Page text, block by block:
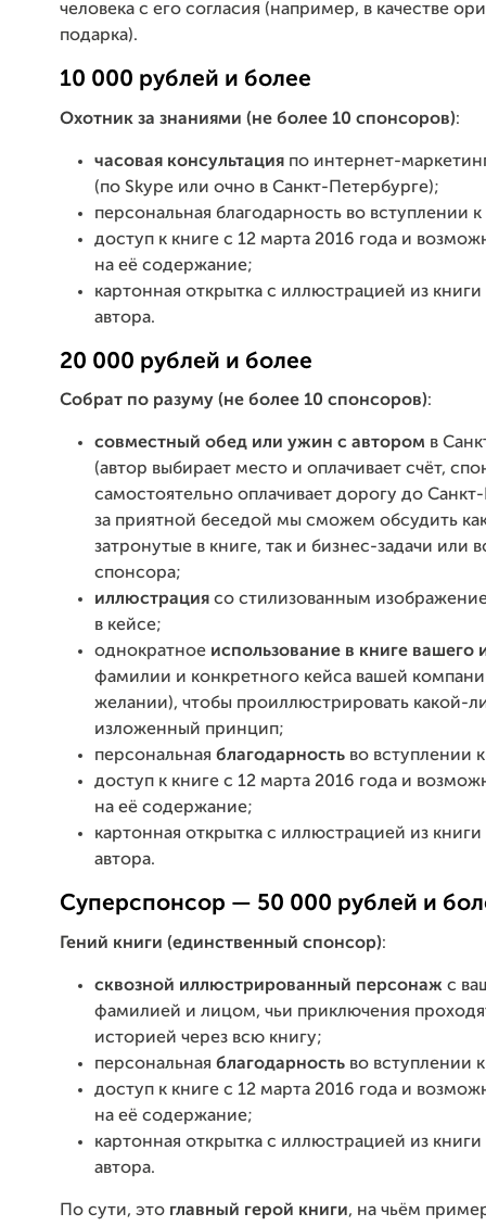
человека с его согласия (например, в качестве
подарка).
10 000 рублей и более
Охотник за знаниями (не более 10 спонсоров):
часовая консультация по интернет-
(по Skype или очно в Санкт-Петербурге);
персональная благодарность во вступлении к
доступ к книге с 12 марта 2016 года и
на её содержание;
картонная открытка с иллюстрацией из
автора.
20 000 рублей и более
Собрат по разуму (не более 10 спонсоров):
совместный обед или ужин с автором в
(автор выбирает место и оплачивает счёт,
самостоятельно оплачивает дорогу до
за приятной беседой мы сможем обсудить
затронутые в книге, так и бизнес-задачи или
спонсора;
иллюстрация со стилизованным
в кейсе;
однократное использование в книге вашего
фамилии и конкретного кейса вашей
желании), чтобы проиллюстрировать какой-
изложенный принцип;
персональная благодарность во вступлении
доступ к книге с 12 марта 2016 года и
на её содержание;
картонная открытка с иллюстрацией из
автора.
Суперспонсор — 50 000 рублей и
Гений книги (единственный спонсор):
сквозной иллюстрированный персонаж с
фамилией и лицом, чьи приключения
историей через всю книгу;
персональная благодарность во вступлении
доступ к книге с 12 марта 2016 года и
на её содержание;
картонная открытка с иллюстрацией из
автора.
По сути, это главный герой книги, на чьём